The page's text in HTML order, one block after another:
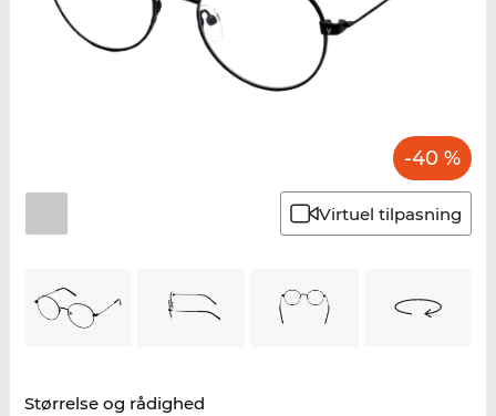
-40 %
Virtuel tilpasning
Størrelse og rådighed